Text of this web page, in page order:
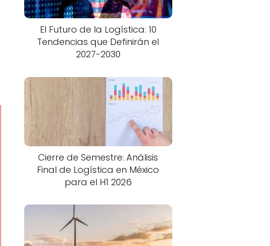
El Futuro de la Logística: 10
Tendencias que Definirán el
2027-2030
Cierre de Semestre: Análisis
Final de Logística en México
para el H1 2026